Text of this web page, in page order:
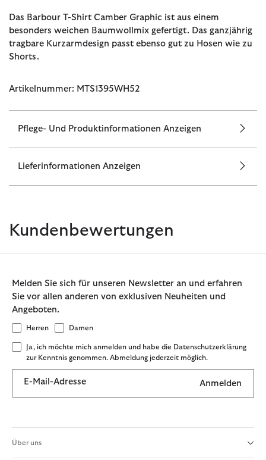
Das Barbour T-Shirt Camber Graphic ist aus einem
besonders weichen Baumwollmix gefertigt. Das ganzjährig
tragbare Kurzarmdesign passt ebenso gut zu Hosen wie zu
Shorts.
Artikelnummer: MTS1395WH52
Pflege- Und Produktinformationen Anzeigen
Lieferinformationen Anzeigen
Kundenbewertungen
Melden Sie sich für unseren Newsletter an und erfahren
Sie vor allen anderen von exklusiven Neuheiten und
Angeboten.
Herren Damen
Ja, ich möchte mich anmelden und habe die Datenschutzerklärung
zur Kenntnis genommen. Abmeldung jederzeit möglich.
E-Mail-Adresse Anmelden
Über uns